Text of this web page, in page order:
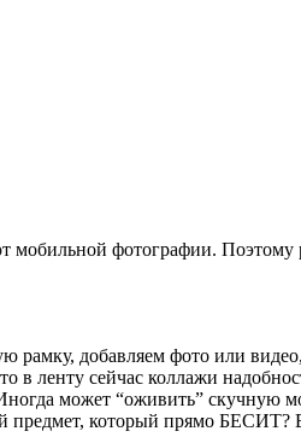
мобильной фотографии.
добавляем фото или
ленту сейчас коллажи
может “оживить” скучную
который прямо БЕСИТ?